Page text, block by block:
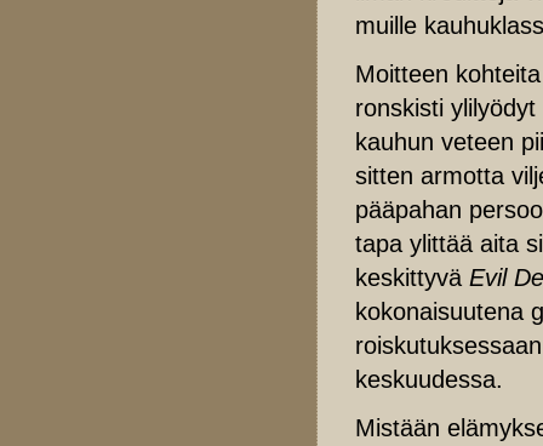
muille
Moitteen
ronskisti
kauhun veteen
sitten armotta
pääpahan
tapa ylittää aita
keskittyvä Evil
kokonaisuutena
keskuudessa.
Mistään